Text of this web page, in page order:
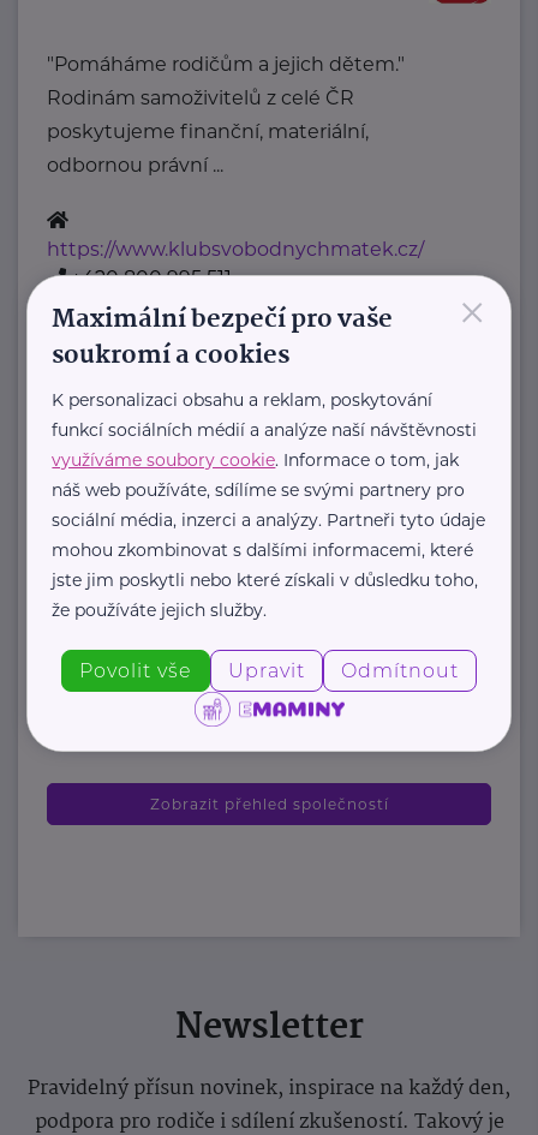
"Pomáháme rodičům a jejich dětem."
Rodinám samoživitelů z celé ČR
poskytujeme finanční, materiální,
odbornou právní ...
https://www.klubsvobodnychmatek.cz/
+420 800 995 511
info@klubsvobodnychmatek.cz
Povltavská 5/74 Praha 7 – Troja
"Dáváme oblečení nový život,
pomáháme potřebným."
Oděvní banka je charitativní
organizace, která každoročně
poskytuje více ...
https://www.odevnibanka.cz/
+420 702 019 159
info@odevnibanka.cz
Zobrazit přehled společností
Newsletter
Pravidelný přísun novinek, inspirace na každý den,
podpora pro rodiče i sdílení zkušeností. Takový je
×
Maximální bezpečí pro vaše
soukromí a cookies
K personalizaci obsahu a reklam, poskytování
funkcí sociálních médií a analýze naší návštěvnosti
využíváme soubory cookie. Informace o tom, jak
náš web používáte, sdílíme se svými partnery pro
sociální média, inzerci a analýzy. Partneři tyto údaje
mohou zkombinovat s dalšími informacemi, které
jste jim poskytli nebo které získali v důsledku toho,
že používáte jejich služby.
Povolit vše Upravit Odmítnout